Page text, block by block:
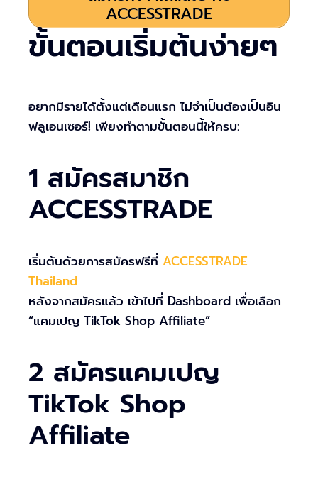
ACCESSTRADE
ขั้นตอนเริ่มต้นง่ายๆ
อยากมีรายได้ตั้งแต่เดือนแรก ไม่จำเป็นต้องเป็นอิน
ฟลูเอนเซอร์! เพียงทำตามขั้นตอนนี้ให้ครบ:
1 สมัครสมาชิก
ACCESSTRADE
เริ่มต้นด้วยการสมัครฟรีที่ ACCESSTRADE
Thailand
หลังจากสมัครแล้ว เข้าไปที่ Dashboard เพื่อเลือก
“แคมเปญ TikTok Shop Affiliate”
2 สมัครแคมเปญ
TikTok Shop
Affiliate